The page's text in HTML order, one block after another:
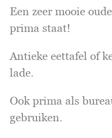
Een zeer mooie
prima staat!
Antieke eettafel of
lade.
Ook prima als
gebruiken.